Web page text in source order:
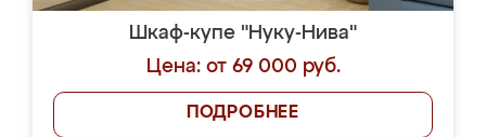
Шкаф-купе "Нуку-Нива"
Цена: от 69 000 руб.
ПОДРОБНЕЕ